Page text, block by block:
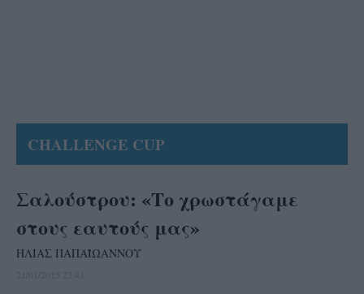
CHALLENGE CUP
Σαλούστρου: «Το χρωστάγαμε
στους εαυτούς μας»
ΗΛΙΑΣ ΠΑΠΑΪΩΑΝΝΟΥ